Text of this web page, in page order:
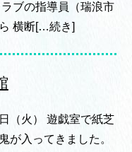
ブの指導員（瑞浪市
横断[…続き]
（火） 遊戯室で紙芝
が入ってきました。